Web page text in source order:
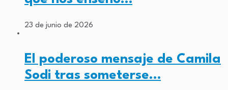
23 de junio de 2026
El poderoso mensaje de Camila
Sodi tras someterse…